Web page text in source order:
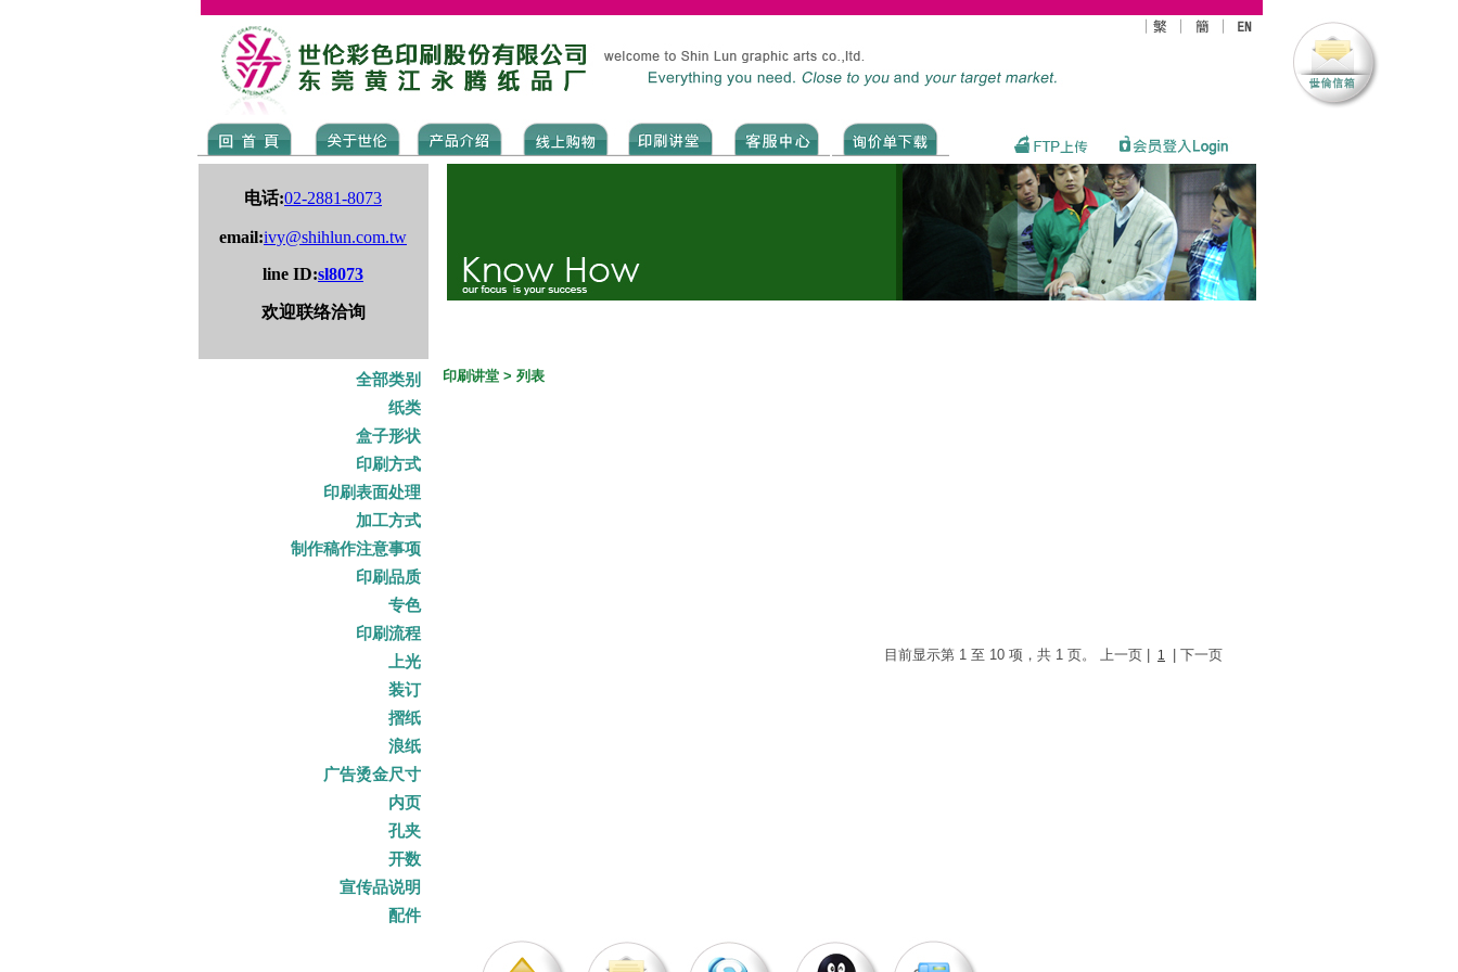
电话:02-2881-8073
email:ivy@shihlun.com.tw
line ID:sl8073
欢迎联络洽询
全部类别
纸类
盒子形状
印刷方式
印刷表面处理
加工方式
制作稿作注意事项
印刷品质
专色
印刷流程
上光
装订
摺纸
浪纸
广告烫金尺寸
内页
孔夹
开数
宣传品说明
配件
印刷讲堂 > 列表
目前显示第 1 至 10 项，共 1 页。 上一页 1 下一页